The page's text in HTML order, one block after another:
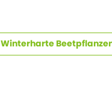
Winterharte